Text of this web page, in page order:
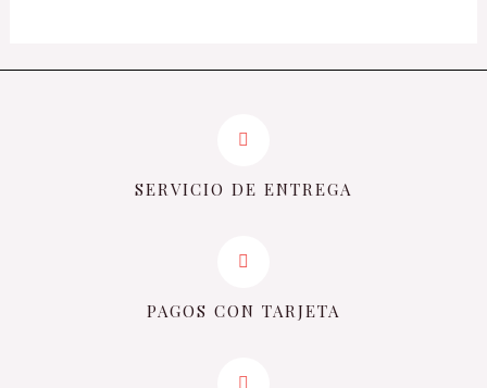
SERVICIO DE ENTREGA
PAGOS CON TARJETA